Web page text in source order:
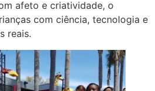
afeto e criatividade, o
com ciência, tecnologia e
reais.